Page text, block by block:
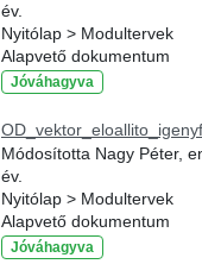
év.
Nyitólap > Modultervek
Alapvető dokumentum
Jóváhagyva
Módosította Nagy Péter,
év.
Nyitólap > Modultervek
Alapvető dokumentum
Jóváhagyva